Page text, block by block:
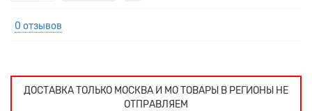
0 отзывов
ДОСТАВКА ТОЛЬКО МОСКВА И МО ТОВАРЫ В РЕГИОНЫ НЕ
ОТПРАВЛЯЕМ